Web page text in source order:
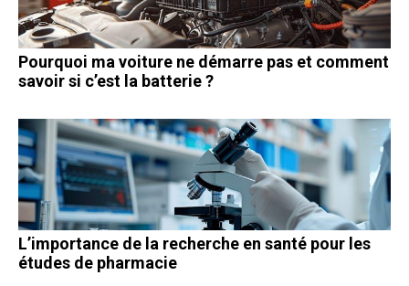
Pourquoi ma voiture ne démarre pas et comment
savoir si c’est la batterie ?
L’importance de la recherche en santé pour les
études de pharmacie